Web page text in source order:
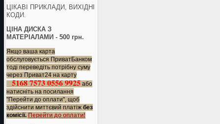
ЦІКАВІ ПРИКЛАДИ, ВИХІДНІ
КОДИ.
ЦІНА ДИСКА З
МАТЕРІАЛАМИ - 500 грн.
Якщо ваша карта
обслуговується ПриватБанком
тоді переведіть потрібну суму
через Приват24 на карту
5168 7573 0556 9925 або
натисніть на посилання
"Перейти до оплати", щоб
здійснити миттєвий платіж без
комісії. Перейти до оплати!